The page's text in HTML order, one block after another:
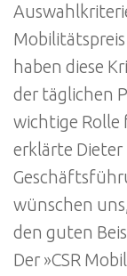
haben diese
der täglichen
wichtige Rolle
erklärte Dieter
wünschen
den guten
Der »CSR